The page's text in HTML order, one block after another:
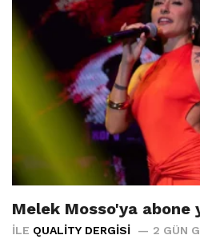
Melek Mosso'ya abone
İLE QUALITY DERGISI 2 GÜN